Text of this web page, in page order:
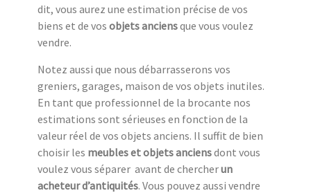
dit, vous aurez une estimation précise de vos
biens et de vos objets anciensque vous voulez
vendre.
Notez aussi que nous débarrasserons vos
greniers, garages, maison de vos objets inutiles.
En tant que professionnel de la brocante nos
estimations sont sérieuses en fonction de la
valeur réel de vos objets anciens. Il suffit de bien
choisir les meubles et objets anciensdont vous
voulez vous séparer avant de chercherun
acheteur d’antiquités. Vous pouvez aussi vendre